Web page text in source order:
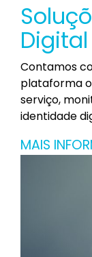
Digital
Contamos
plataforma
serviço,
identidade
MAIS